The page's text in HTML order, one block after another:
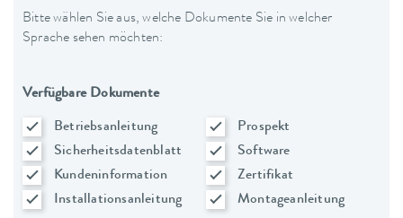
Bitte wählen Sie aus, welche Dokumente Sie in welcher
Sprache sehen möchten:
Verfügbare Dokumente
Betriebsanleitung
Prospekt
Sicherheitsdatenblatt
Software
Kundeninformation
Zertifikat
Installationsanleitung
Montageanleitung